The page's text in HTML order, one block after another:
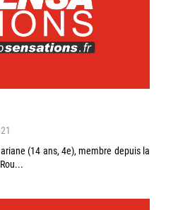
(14 ans, 4e), membre depuis la